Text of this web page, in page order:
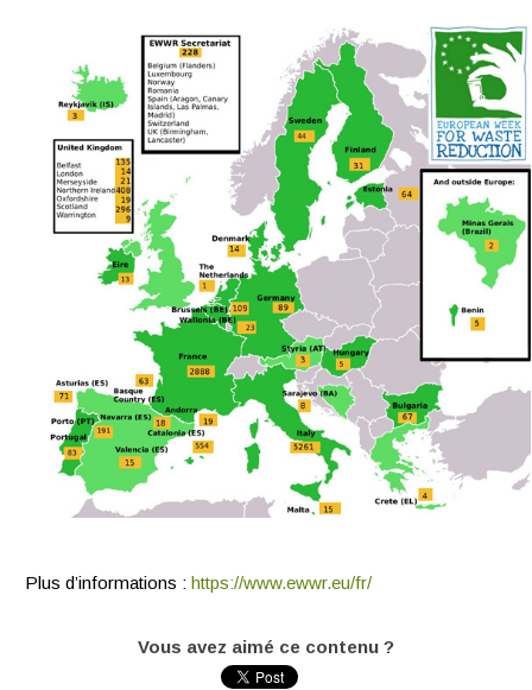
Plus d’informations : https://www.ewwr.eu/fr/
Vous avez aimé ce contenu ?